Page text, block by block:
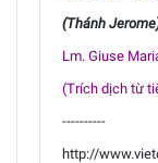
(Thánh
Lm. Giuse
(Trích dịch từ
----------
http://